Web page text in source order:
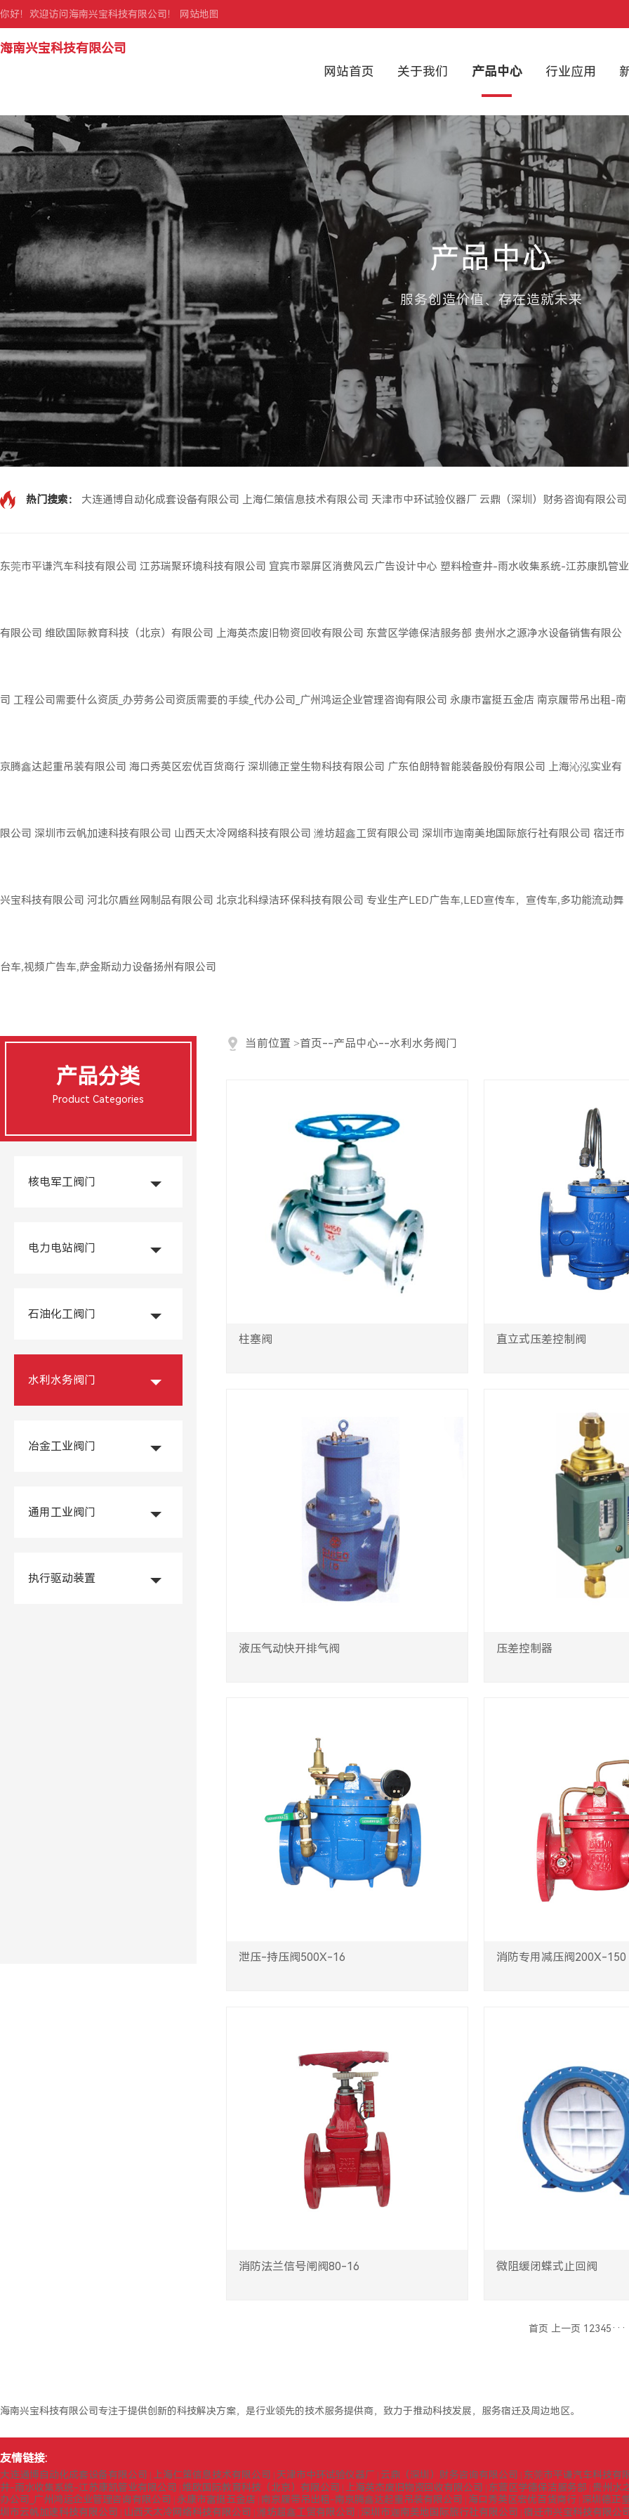
你好！欢迎访问海南兴宝科技有限公司！ 网站地图
海南兴宝科技有限公司
网站首页
关于我们 产品中心 行业应用
产品中心
服务创造价值、存在造就未来
热门搜索： 大连通博自动化成套设备有限公司 上海仁策信息技术有限公司 天津市中环试验仪器厂 云鼎（深圳）财务咨询有限公司
东莞市平谦汽车科技有限公司 江苏瑞聚环境科技有限公司 宜宾市翠屏区消费风云广告设计中心 塑料检查井-雨水收集系统-江苏康凯管业
有限公司 维欧国际教育科技（北京）有限公司 上海英杰废旧物资回收有限公司 东营区学德保洁服务部 贵州水之源净水设备销售有限公
司 工程公司需要什么资质_办劳务公司资质需要的手续_代办公司_广州鸿运企业管理咨询有限公司 永康市富挺五金店 南京履带吊出租-南
京腾鑫达起重吊装有限公司 海口秀英区宏优百货商行 深圳德正堂生物科技有限公司 广东伯朗特智能装备股份有限公司 上海沁泓实业有
限公司 深圳市云帆加速科技有限公司 山西天太冷网络科技有限公司 潍坊超鑫工贸有限公司 深圳市迦南美地国际旅行社有限公司 宿迁市
兴宝科技有限公司 河北尔盾丝网制品有限公司 北京北科绿洁环保科技有限公司 专业生产LED广告车,LED宣传车，宣传车,多功能流动舞
台车,视频广告车,萨金斯动力设备扬州有限公司
产品分类
Product Categories
核电军工阀门
电力电站阀门
石油化工阀门
水利水务阀门
冶金工业阀门
通用工业阀门
执行驱动装置
当前位置 >首页--产品中心--水利水务阀门
柱塞阀 直立式压差控制阀
液压气动快开排气阀 压差控制器
泄压-持压阀500X-16 消防专用减压阀200X-150
消防法兰信号闸阀80-16 微阻缓闭蝶式止回阀
首页 上一页 1 2345···
海南兴宝科技有限公司专注于提供创新的科技解决方案，是行业领先的技术服务提供商，致力于推动科技发展，服务宿迁及周边地区。
友情链接:
大连通博自动化成套设备有限公司 | 上海仁策信息技术有限公司 | 天津市中环试验仪器厂 | 云鼎（深圳）财务咨询有限公司 | 东莞市平谦汽车科技有
井-雨水收集系统-江苏康凯管业有限公司 | 维欧国际教育科技（北京）有限公司 | 上海英杰废旧物资回收有限公司 | 东营区学德保洁服务部 | 贵州水
办公司_广州鸿运企业管理咨询有限公司 | 永康市富挺五金店 | 南京履带吊出租-南京腾鑫达起重吊装有限公司 | 海口秀英区宏优百货商行 | 深圳德正
圳市云帆加速科技有限公司 | 山西天太冷网络科技有限公司 | 潍坊超鑫工贸有限公司 | 深圳市迦南美地国际旅行社有限公司 | 宿迁市兴宝科技有限公